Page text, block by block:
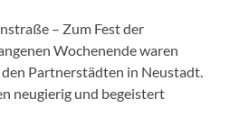
– Zum Fest der
Wochenende waren
Partnerstädten in Neustadt.
neugierig und begeistert